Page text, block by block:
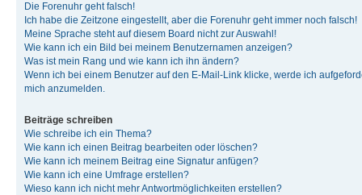
Die Forenuhr geht falsch!
Ich habe die Zeitzone eingestellt, aber die Forenuhr geht immer noch falsch!
Meine Sprache steht auf diesem Board nicht zur Auswahl!
Wie kann ich ein Bild bei meinem Benutzernamen anzeigen?
Was ist mein Rang und wie kann ich ihn ändern?
Wenn ich bei einem Benutzer auf den E-Mail-Link klicke, werde ich
mich anzumelden.
Beiträge schreiben
Wie schreibe ich ein Thema?
Wie kann ich einen Beitrag bearbeiten oder löschen?
Wie kann ich meinem Beitrag eine Signatur anfügen?
Wie kann ich eine Umfrage erstellen?
Wieso kann ich nicht mehr Antwortmöglichkeiten erstellen?